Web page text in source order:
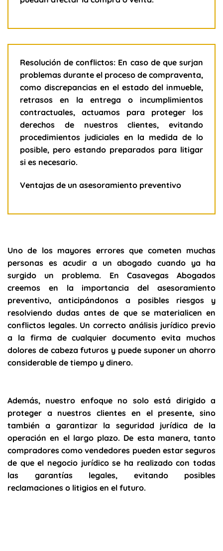
Resolución de conflictos: En caso de que surjan
problemas durante el proceso de compraventa,
como discrepancias en el estado del inmueble,
retrasos en la entrega o incumplimientos
contractuales, actuamos para proteger los
derechos de nuestros clientes, evitando
procedimientos judiciales en la medida de lo
posible, pero estando preparados para litigar
si es necesario.
Ventajas de un asesoramiento preventivo
Uno de los mayores errores que cometen muchas
personas es acudir a un abogado cuando ya ha
surgido un problema. En Casavegas Abogados
creemos en la importancia del asesoramiento
preventivo, anticipándonos a posibles riesgos y
resolviendo dudas antes de que se materialicen en
conflictos legales. Un correcto análisis jurídico previo
a la firma de cualquier documento evita muchos
dolores de cabeza futuros y puede suponer un ahorro
considerable de tiempo y dinero.
Además, nuestro enfoque no solo está dirigido a
proteger a nuestros clientes en el presente, sino
también a garantizar la seguridad jurídica de la
operación en el largo plazo. De esta manera, tanto
compradores como vendedores pueden estar seguros
de que el negocio jurídico se ha realizado con todas
las garantías legales, evitando posibles
reclamaciones o litigios en el futuro.